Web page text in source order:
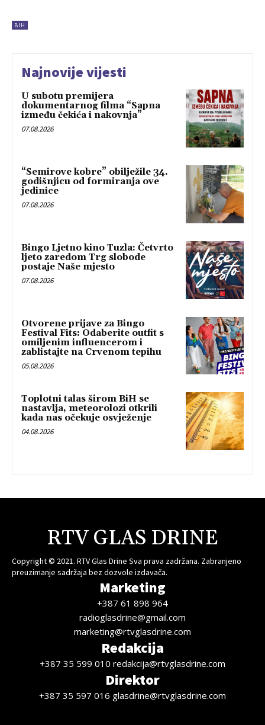
BIH
Najnovije vijesti
U subotu premijera
dokumentarnog filma “Sapna
između čekića i nakovnja”
07.08.2026
“Semirove kobre” obilježile 34.
godišnjicu od formiranja ove
jedinice
07.08.2026
Bingo Ljetno kino Tuzla: Četvrto
ljeto zaredom Trg slobode
postaje Naše mjesto
07.08.2026
Otvorene prijave za Bingo
Festival Fits: Odaberite outfit s
omiljenim influencerom i
zablistajte na Crvenom tepihu
05.08.2026
Toplotni talas širom BiH se
nastavlja, meteorolozi otkrili
kada nas očekuje osvježenje
04.08.2026
RTV GLAS DRINE
Copyright © 2021. RTV Glas Drine Sva prava zadržana. Zabranjeno
preuzimanje sadržaja bez dozvole izdavača.
Marketing
+387 61 898 964
radioglasdrine@gmail.com
marketing@rtvglasdrine.com
Redakcija
+387 35 599 010 redakcija@rtvglasdrine.com
Direktor
+387 35 597 016 glasdrine@rtvglasdrine.com